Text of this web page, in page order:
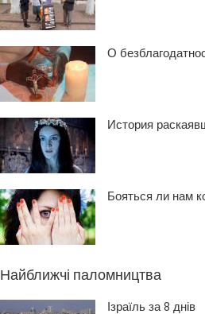
О
История
Бояться ли нам
Найближчі паломництва
Ізраїль за 8 днів